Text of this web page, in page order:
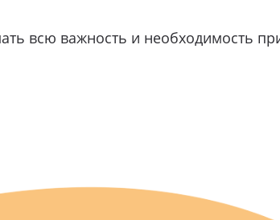
всю важность и необходимость